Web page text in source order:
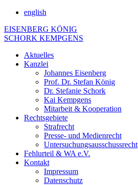
english
EISENBERG KÖNIG
SCHORK KEMPGENS
Aktuelles
Kanzlei
Johannes Eisenberg
Prof. Dr. Stefan König
Dr. Stefanie Schork
Kai Kempgens
Mitarbeit & Kooperation
Rechtsgebiete
Strafrecht
Presse- und Medienrecht
Untersuchungsausschussrecht
Fehlurteil & WA e.V.
Kontakt
Impressum
Datenschutz